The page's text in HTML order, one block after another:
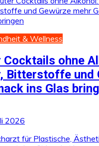
& Wellness
Cocktails ohne
Bitterstoffe und
ins Glas
2026